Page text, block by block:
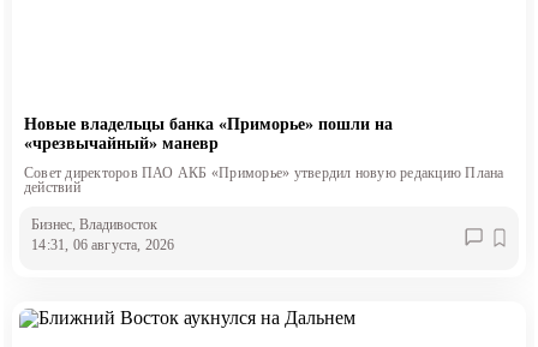
Новые владельцы банка «Приморье» пошли на
«чрезвычайный» маневр
Совет директоров ПАО АКБ «Приморье» утвердил новую редакцию Плана
действий
Бизнес, Владивосток
14:31, 06 августа, 2026